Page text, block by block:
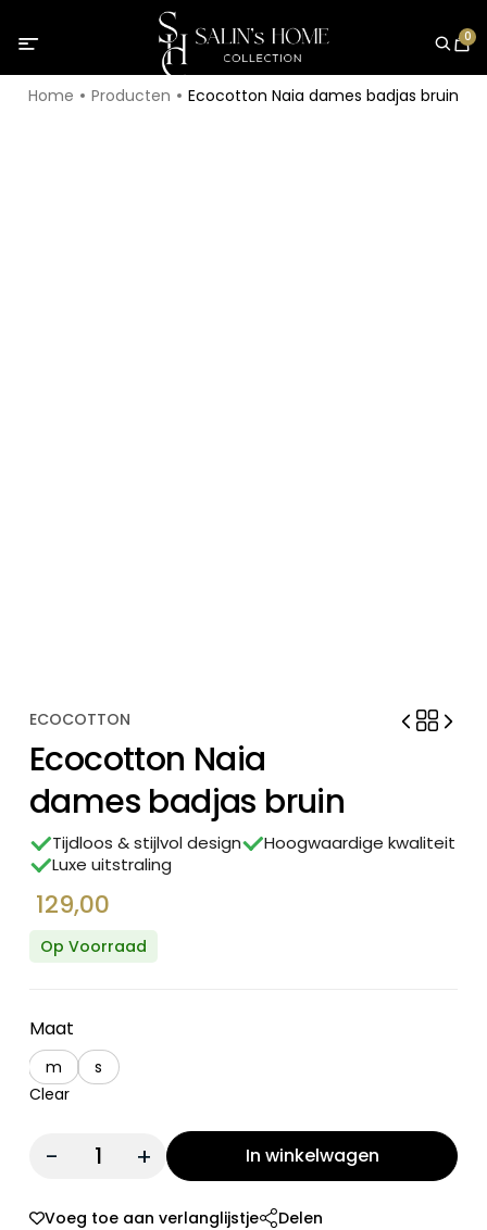
0
Home Producten Ecocotton Naia dames badjas bruin
ECOCOTTON
Ecocotton Naia
dames badjas bruin
Tijdloos & stijlvol design
Hoogwaardige kwaliteit
Luxe uitstraling
129,00
Op Voorraad
Maat
m
s
Clear
Quantity: In winkelwagen
Voeg toe aan verlanglijstje Delen